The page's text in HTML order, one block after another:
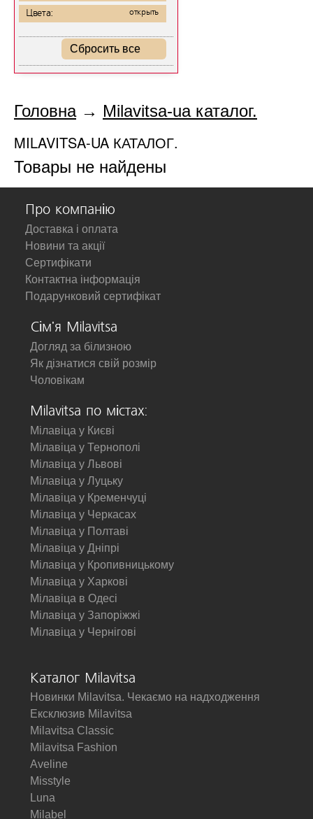
Цвета: открыть
Сбросить все
Головна→ Milavitsa-ua каталог.
MILAVITSA-UA КАТАЛОГ.
Товары не найдены
Про компанію
Доставка і оплата
Новини та акції
Сертифікати
Контактна інформація
Подарунковий сертифікат
Сім'я Milavitsa
Догляд за білизною
Як дізнатися свій розмір
Чоловікам
Milavitsa по містах:
Мілавіца у Києві
Мілавіца у Тернополі
Мілавіца у Львові
Мілавіца у Луцьку
Мілавіца у Кременчуці
Мілавіца у Черкасах
Мілавіца у Полтаві
Мілавіца у Дніпрі
Мілавіца у Кропивницькому
Мілавіца у Харкові
Мілавіца в Одесі
Мілавіца у Запоріжжі
Мілавіца у Чернігові
Каталог Milavitsa
Новинки Milavitsa. Чекаємо на надходження
Ексклюзив Milavitsa
Milavitsa Classic
Milavitsa Fashion
Aveline
Misstyle
Luna
Milabel